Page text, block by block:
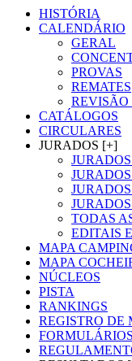
HISTÓRIA
CALENDÁRIO
GERAL
PROVAS
REMATES
REVISÃO
CATÁLOGOS
CIRCULARES
JURADOS [+]
TODAS
EDITAIS
MAPA
MAPA
NÚCLEOS
PISTA
RANKINGS
REGISTRO DE
FORMULÁRIOS